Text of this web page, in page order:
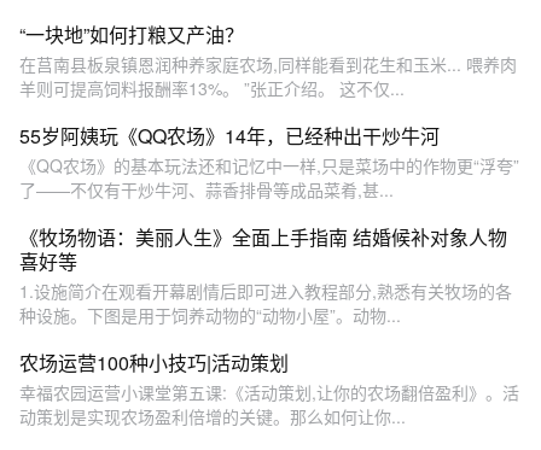
“一块地”如何打粮又产油？
在莒南县板泉镇恩润种养家庭农场,同样能看到花生和玉米... 喂养肉
羊则可提高饲料报酬率13%。 ”张正介绍。 这不仅...
55岁阿姨玩《QQ农场》14年，已经种出干炒牛河
《QQ农场》的基本玩法还和记忆中一样,只是菜场中的作物更“浮夸”
了——不仅有干炒牛河、蒜香排骨等成品菜肴,甚...
《牧场物语：美丽人生》全面上手指南 结婚候补对象人物
喜好等
1.设施简介在观看开幕剧情后即可进入教程部分,熟悉有关牧场的各
种设施。下图是用于饲养动物的“动物小屋”。动物...
农场运营100种小技巧|活动策划
幸福农园运营小课堂第五课:《活动策划,让你的农场翻倍盈利》。活
动策划是实现农场盈利倍增的关键。那么如何让你...